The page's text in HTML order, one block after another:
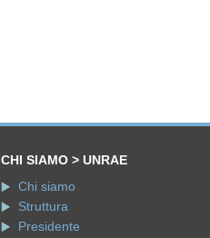
CHI SIAMO > UNRAE
Chi siamo
Struttura
Presidente